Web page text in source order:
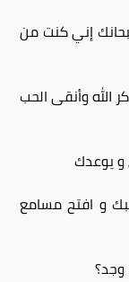
إني كنت من
الله وأنقى الحب
و يوعدك
و افتح مسامع
وجد؟